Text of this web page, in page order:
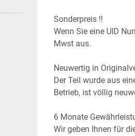
Sonderpreis !!
Wenn Sie eine UID
Mwst aus.
Neuwertig in
Der Teil wurde aus
Betrieb, ist völlig
6 Monate
Wir geben Ihnen für